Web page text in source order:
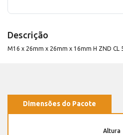
Descrição
M16 x 26mm x 26mm x 16mm H ZND CL
Dimensões do Pacote
Altura